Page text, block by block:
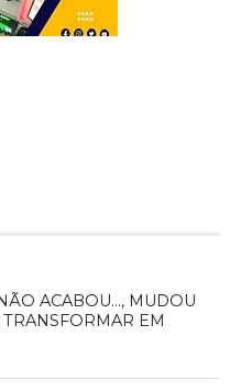
ACABOU…, MUDOU
EM